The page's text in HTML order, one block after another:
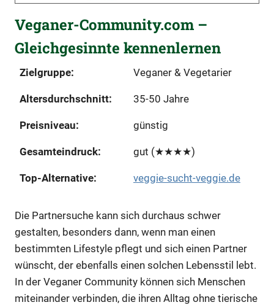
Veganer-Community.com –
Gleichgesinnte kennenlernen
Zielgruppe: Veganer & Vegetarier
Altersdurchschnitt: 35-50 Jahre
Preisniveau: günstig
Gesamteindruck: gut (★★★★)
Top-Alternative: veggie-sucht-veggie.de
Die Partnersuche kann sich durchaus schwer
gestalten, besonders dann, wenn man einen
bestimmten Lifestyle pflegt und sich einen Partner
wünscht, der ebenfalls einen solchen Lebensstil lebt.
In der Veganer Community können sich Menschen
miteinander verbinden, die ihren Alltag ohne tierische